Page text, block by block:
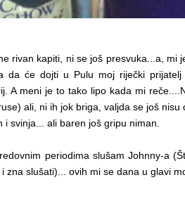
rivan kapiti, ni se još presvuka...a,
da će dojti u Pulu moj riječki
A meni je to tako lipo kada mi
ali, ni ih jok briga, valjda se još
svinja... ali baren još gripu niman.
periodima slušam Johnny-a
slušati)... ovih mi se dana u glavi